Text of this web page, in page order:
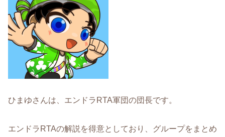
ひまゆさんは、エンドラRTA軍団の団長です。
エンドラRTAの解説を得意としており、グループをまとめ